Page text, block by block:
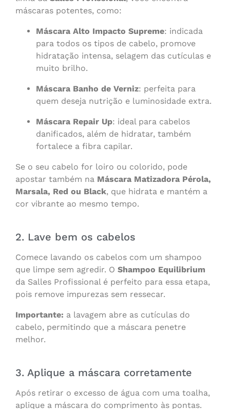
máscaras potentes, como:
Máscara Alto Impacto Supreme: indicada
para todos os tipos de cabelo, promove
hidratação intensa, selagem das cutículas e
muito brilho.
Máscara Banho de Verniz: perfeita para
quem deseja nutrição e luminosidade extra.
Máscara Repair Up: ideal para cabelos
danificados, além de hidratar, também
fortalece a fibra capilar.
Se o seu cabelo for loiro ou colorido, pode
apostar também na Máscara Matizadora Pérola,
Marsala, Red ou Black, que hidrata e mantém a
cor vibrante ao mesmo tempo.
2. Lave bem os cabelos
Comece lavando os cabelos com um shampoo
que limpe sem agredir. O Shampoo Equilibrium
da Salles Profissional é perfeito para essa etapa,
pois remove impurezas sem ressecar.
Importante: a lavagem abre as cutículas do
cabelo, permitindo que a máscara penetre
melhor.
3. Aplique a máscara corretamente
Após retirar o excesso de água com uma toalha,
aplique a máscara do comprimento às pontas.